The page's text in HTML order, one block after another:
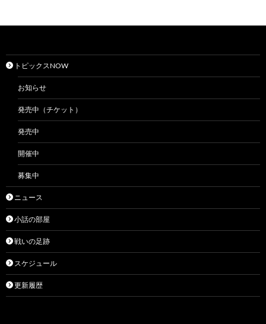
トピックスNOW
お知らせ
発売中（チケット）
発売中
開催中
募集中
ニュース
小話の部屋
戦いの足跡
スケジュール
更新履歴